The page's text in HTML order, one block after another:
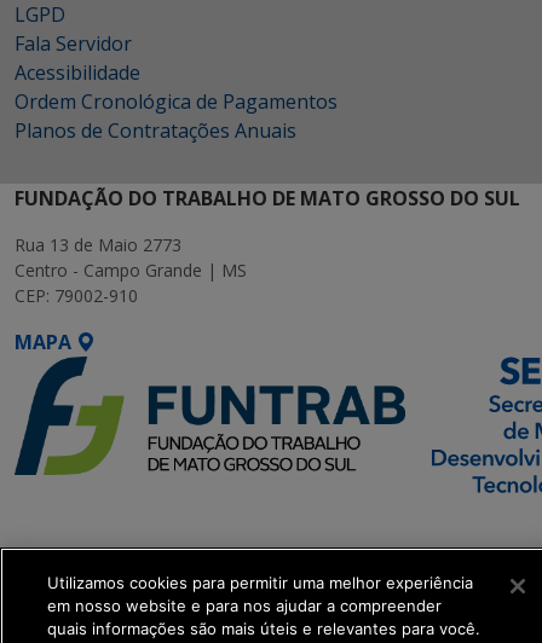
LGPD
Fala Servidor
Acessibilidade
Ordem Cronológica de Pagamentos
Planos de Contratações Anuais
FUNDAÇÃO DO TRABALHO DE MATO GROSSO DO SUL
Rua 13 de Maio 2773
Centro - Campo Grande | MS
CEP: 79002-910
MAPA
Executiva de
Transformação Digital
Utilizamos cookies para permitir uma melhor experiência
em nosso website e para nos ajudar a compreender
quais informações são mais úteis e relevantes para você.